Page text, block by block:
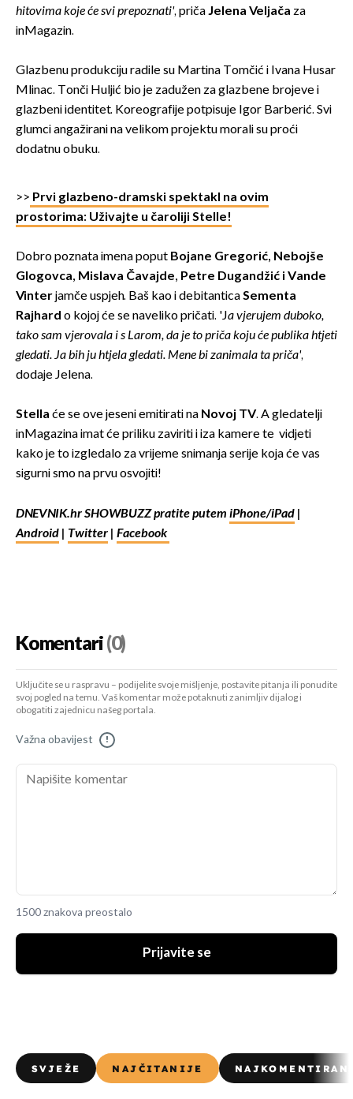
hitovima koje će svi prepoznati', pričaJelena Veljača za
inMagazin.
Glazbenu produkciju radile su Martina Tomčić i Ivana Husar
Mlinac. Tonči Huljić bio je zadužen za glazbene brojeve i
glazbeni identitet. Koreografije potpisuje Igor Barberić. Svi
glumci angažirani na velikom projektu morali su proći
dodatnu obuku.
>> Prvi glazbeno-dramski spektakl na ovim
prostorima: Uživajte u čaroliji Stelle!
Dobro poznata imena poput Bojane Gregorić, Nebojše
Glogovca, Mislava Čavajde, Petre Dugandžić i Vande
Vinterjamče uspjeh. Baš kao i debitanticaSementa
Rajhard o kojoj će se naveliko pričati. 'Ja vjerujem duboko,
tako sam vjerovala i s Larom, da je to priča koju će publika htjeti
gledati. Ja bih ju htjela gledati. Mene bi zanimala ta priča',
dodaje Jelena.
Stella će se ove jeseni emitirati na Novoj TV. A gledatelji
inMagazina imat će priliku zaviriti i iza kamere te vidjeti
kako je to izgledalo za vrijeme snimanja serije koja će vas
sigurni smo na prvu osvojiti!
DNEVNIK.hr SHOWBUZZ pratite putem iPhone/iPad |
Android | Twitter | Facebook
Komentari(0)
Uključite se u raspravu – podijelite svoje mišljenje, postavite pitanja ili ponudite
svoj pogled na temu. Vaš komentar može potaknuti zanimljiv dijalog i
obogatiti zajednicu našeg portala.
Važna obavijest !
1500 znakova preostalo
Prijavite se
SVJEŽE NAJČITANIJE